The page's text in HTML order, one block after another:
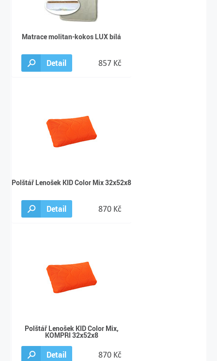
Matrace molitan-kokos LUX bílá
Detail 857 Kč
Polštář Lenošek KID Color Mix 32x52x8
Detail 870 Kč
Polštář Lenošek KID Color Mix,
KOMPRI 32x52x8
Detail 870 Kč